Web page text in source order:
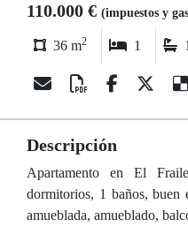
110.000 € (impuestos y
36 m2 1 1
Descripción
Apartamento en El
dormitorios, 1 baños, buen
amueblada, amueblado,